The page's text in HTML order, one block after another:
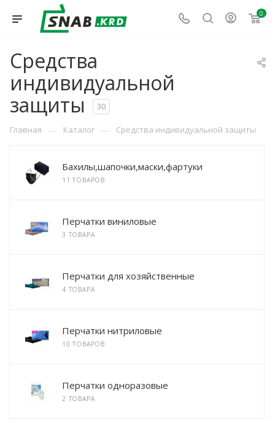
0
Средства
индивидуальной
защиты
30
Главная — Каталог — Средства индивидуальной защиты
Бахилы,шапочки,маски,фартуки
11 ТОВАРОВ
Перчатки виниловые
3 ТОВАРА
Перчатки для хозяйственные
4 ТОВАРА
Перчатки нитриловые
10 ТОВАРОВ
Перчатки одноразовые
2 ТОВАРА